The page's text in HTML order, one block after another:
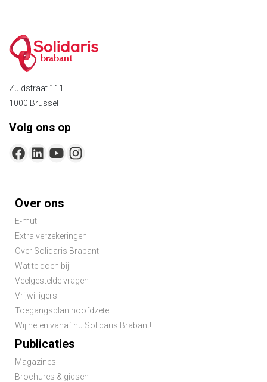
brabant
Zuidstraat 111
1000 Brussel
Volg ons op
Footer-
menu
Over ons
E-mut
Extra verzekeringen
Over Solidaris Brabant
Wat te doen bij
Veelgestelde vragen
Vrijwilligers
Toegangsplan hoofdzetel
Wij heten vanaf nu Solidaris Brabant!
Publicaties
Magazines
Brochures & gidsen